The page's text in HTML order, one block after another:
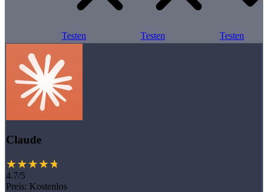
Testen Testen Testen
Claude
4.7/5
Preis: Kostenlos